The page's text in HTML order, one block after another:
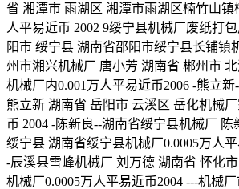
省 湘潭市 雨湖区 湘潭市雨湖区楠竹山镇
人平易近币 2002 9绥宁县机械厂废纸打
阳市 绥宁县 湖南省邵阳市绥宁县长铺镇
州市湘兴机械厂 唐小芳 湖南省 郴州市
机械厂内0.001万人平易近币2006 -熊立
熊立新 湖南省 岳阳市 云溪区 岳化机械
币 2004 -陈新良--湖南省绥宁县机械厂
绥宁县 湖南省绥宁县机械厂0.0005万人
-辰溪县雪峰机械厂 刘万德 湖南省 怀化
机械厂0.0005万人平易近币2004 ---机械